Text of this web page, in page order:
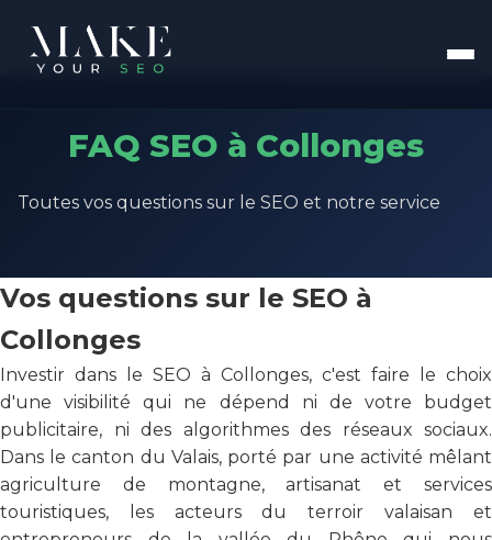
FAQ SEO à Collonges
Toutes vos questions sur le SEO et notre service
Vos questions sur le SEO à
Collonges
Investir dans le SEO à Collonges, c'est faire le choix
d'une visibilité qui ne dépend ni de votre budget
publicitaire, ni des algorithmes des réseaux sociaux.
Dans le canton du Valais, porté par une activité mêlant
agriculture de montagne, artisanat et services
touristiques, les acteurs du terroir valaisan et